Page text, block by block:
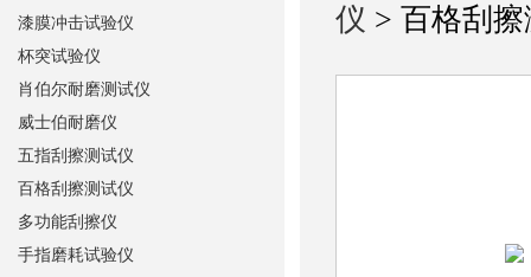
仪 > 百格刮
漆膜冲击试验仪
杯突试验仪
肖伯尔耐磨测试仪
威士伯耐磨仪
五指刮擦测试仪
百格刮擦测试仪
多功能刮擦仪
手指磨耗试验仪